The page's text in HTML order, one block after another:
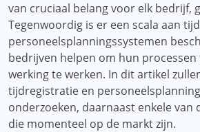
van cruciaal belang voor elk bedrijf,
Tegenwoordig is er een scala aan
personeelsplanningssystemen
bedrijven helpen om hun
werking te werken. In dit artikel
tijdregistratie en
onderzoeken, daarnaast enkele van
die momenteel op de markt zijn.